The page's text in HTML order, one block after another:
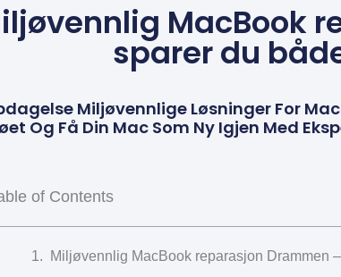
MacBook
sparer du
Miljøvennlige Løsninger For
Og Få Din Mac Som Ny Igjen Med
of Contents
Miljøvennlig MacBook reparasjon Drammen